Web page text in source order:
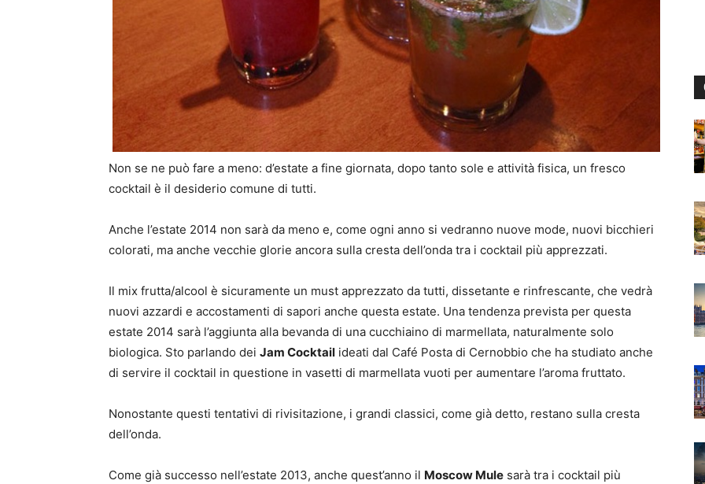
Non se ne può fare a meno: d’estate a fine giornata, dopo tanto sole e attività fisica, un fresco
cocktail è il desiderio comune di tutti.
Anche l’estate 2014 non sarà da meno e, come ogni anno si vedranno nuove mode, nuovi bicchieri
colorati, ma anche vecchie glorie ancora sulla cresta dell’onda tra i cocktail più apprezzati.
Il mix frutta/alcool è sicuramente un must apprezzato da tutti, dissetante e rinfrescante, che vedrà
nuovi azzardi e accostamenti di sapori anche questa estate. Una tendenza prevista per questa
estate 2014 sarà l’aggiunta alla bevanda di una cucchiaino di marmellata, naturalmente solo
biologica. Sto parlando dei Jam Cocktail ideati dal Café Posta di Cernobbio che ha studiato anche
di servire il cocktail in questione in vasetti di marmellata vuoti per aumentare l’aroma fruttato.
Nonostante questi tentativi di rivisitazione, i grandi classici, come già detto, restano sulla cresta
dell’onda.
Come già successo nell’estate 2013, anche quest’anno il Moscow Mule sarà tra i cocktail più